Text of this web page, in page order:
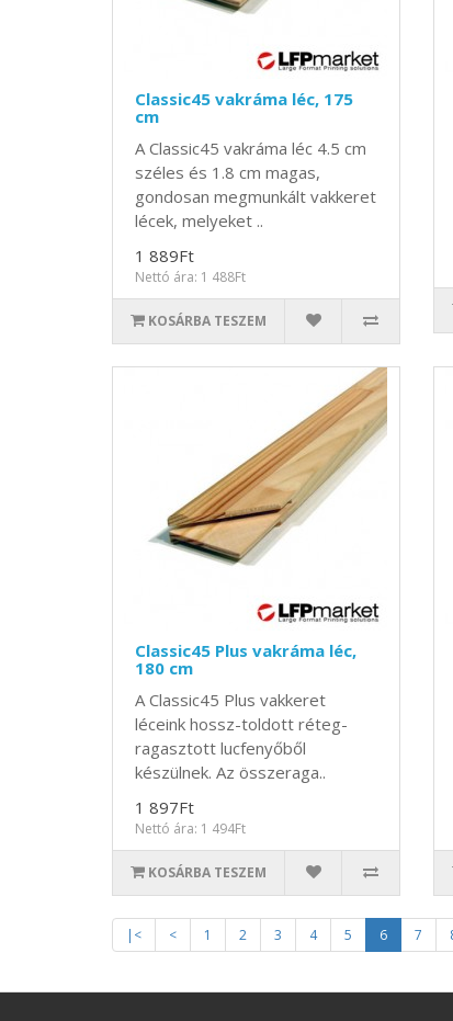
Classic45 vakráma léc, 175
cm
A Classic45 vakráma léc 4.5 cm
széles és 1.8 cm magas,
gondosan megmunkált vakkeret
lécek, melyeket ..
1 889Ft
Nettó ára: 1 488Ft
KOSÁRBA TESZEM
Classic45 Plus vakráma léc,
180 cm
A Classic45 Plus vakkeret
léceink hossz-toldott réteg-
ragasztott lucfenyőből
készülnek. Az összeraga..
1 897Ft
Nettó ára: 1 494Ft
KOSÁRBA TESZEM
|< < 1 2 3 4 5 6 7